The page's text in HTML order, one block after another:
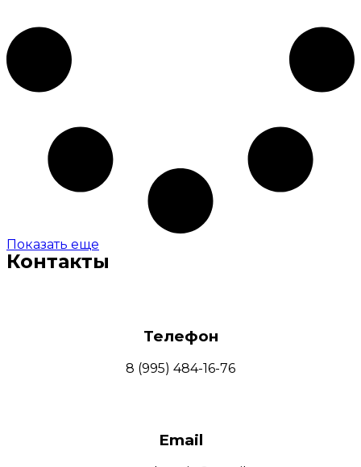
Показать еще
Контакты
Телефон
8 (995) 484-16-76
Email